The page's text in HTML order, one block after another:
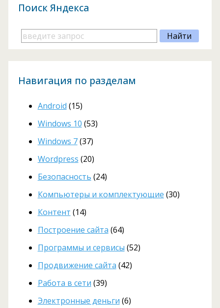
Поиск Яндекса
Навигация по разделам
Android (15)
Windows 10 (53)
Windows 7(37)
Wordpress (20)
Безопасность (24)
Компьютеры и комплектующие (30)
Контент (14)
Построение сайта (64)
Программы и сервисы (52)
Продвижение сайта (42)
Работа в сети (39)
Электронные деньги (6)